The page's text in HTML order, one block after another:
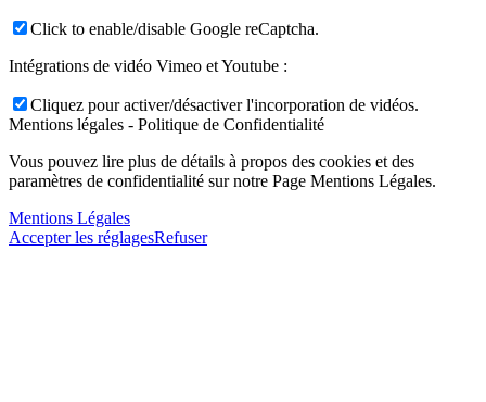
Click to enable/disable Google reCaptcha.
Intégrations de vidéo Vimeo et Youtube :
Cliquez pour activer/désactiver l'incorporation de vidéos.
Mentions légales - Politique de Confidentialité
Vous pouvez lire plus de détails à propos des cookies et des
paramètres de confidentialité sur notre Page Mentions Légales.
Mentions Légales
Accepter les réglagesRefuser